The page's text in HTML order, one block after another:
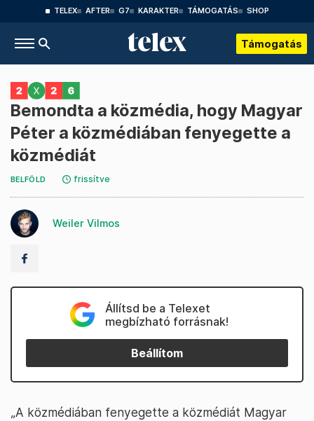
TELEX AFTER G7 KARAKTER TÁMOGATÁS SHOP
Támogatás
Bemondta a közmédia, hogy Magyar
Péter a közmédiában fenyegette a
közmédiát
BELFÖLD frissítve
Weiler Vilmos
Állítsd be a Telexet
megbízható forrásnak!
Beállítom
„A közmédiában fenyegette a közmédiát Magyar